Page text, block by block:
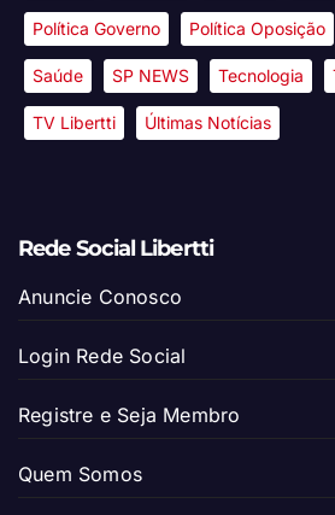
Política Governo Política Oposição
Saúde SP NEWS Tecnologia
TV Libertti Últimas Notícias
Rede Social Libertti
Anuncie Conosco
Login Rede Social
Registre e Seja Membro
Quem Somos